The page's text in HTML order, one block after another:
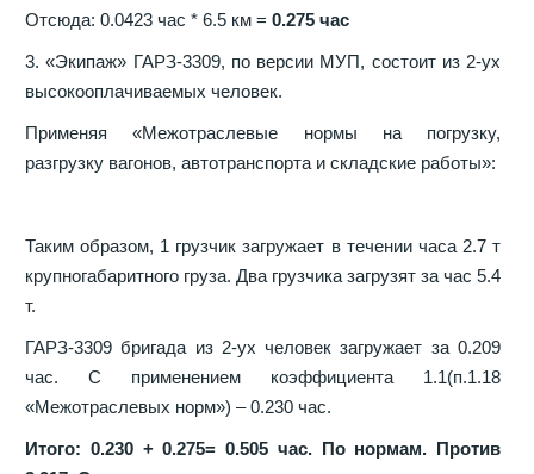
Отсюда: 0.0423 час * 6.5 км = 0.275 час
3. «Экипаж» ГАРЗ-3309, по версии МУП, состоит из 2-ух
высокооплачиваемых человек.
Применяя «Межотраслевые нормы на погрузку,
разгрузку вагонов, автотранспорта и складские работы»:
Таким образом, 1 грузчик загружает в течении часа 2.7 т
крупногабаритного груза. Два грузчика загрузят за час 5.4
т.
ГАРЗ-3309 бригада из 2-ух человек загружает за 0.209
час.
С применением коэффициента 1.1(п.1.18
«Межотраслевых норм») – 0.230 час.
Итого: 0.230 + 0.275= 0.505 час. По нормам. Против